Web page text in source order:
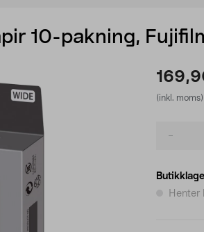
10-pakning,
(inkl. moms)
Henter